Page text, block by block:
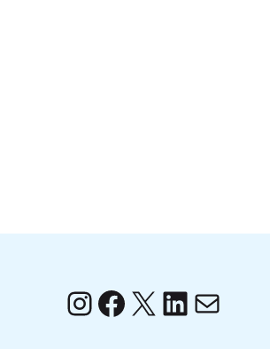
Instagram
Facebook
X LinkedIn
Correo